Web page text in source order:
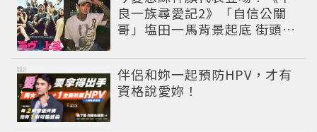
良一族尋愛記2》「自信公關
哥」塩田一馬背景起底 街頭辣
伴侶和妳一起預防HPV，才有
資格說愛妳！
PR